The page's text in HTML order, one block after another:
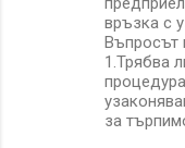
връзка с
Въпросът
1.Трябва
за